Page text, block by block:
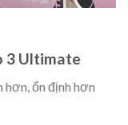
3 Ultimate
ổn định hơn